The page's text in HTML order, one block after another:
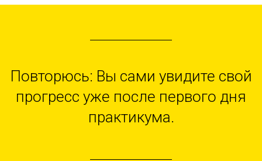
Повторюсь: Вы сами увидите свой
прогресс уже после первого дня
практикума.